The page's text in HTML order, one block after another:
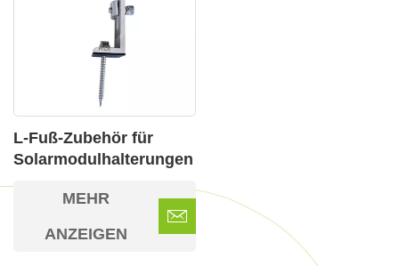
L-Fuß-Zubehör für
Solarmodulhalterungen
Dachtypen
MEHR
ANZEIGEN